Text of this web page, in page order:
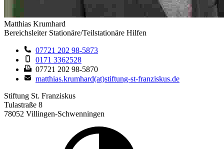
Matthias Krumhard
Bereichsleiter Stationäre/Teilstationäre Hilfen
07721 202 98-5873
0171 3362528
07721 202 98-5870
matthias.krumhard(at)stiftung-st-franziskus.de
Stiftung St. Franziskus
Tulastraße 8
78052 Villingen-Schwenningen